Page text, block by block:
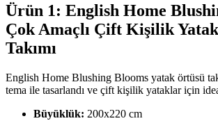
Ürün 1: English Home
Çok Amaçlı Çift Kişilik
Takımı
English Home Blushing Blooms yatak örtüsü
tema ile tasarlandı ve çift kişilik yataklar için
Büyüklük: 200x220 cm